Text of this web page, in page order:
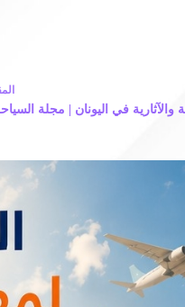
ال
في اليونان | مجلة